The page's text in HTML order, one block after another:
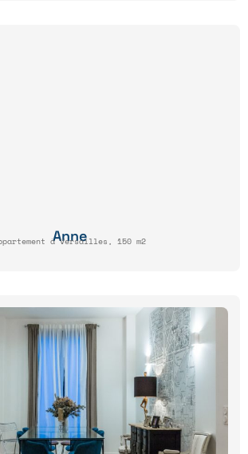
Anne
à Versailles, 150 m2